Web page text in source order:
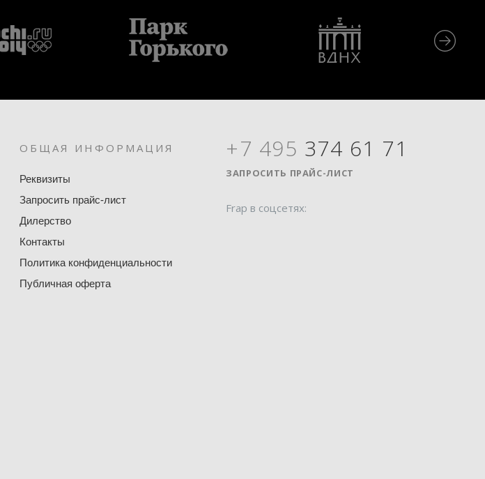
ОБЩАЯ ИНФОРМАЦИЯ
Реквизиты
Запросить прайс-лист
Дилерство
Контакты
Политика конфиденциальности
Публичная оферта
+7 495 374 61 71
ЗАПРОСИТЬ ПРАЙС-ЛИСТ
Frap в соцсетях: